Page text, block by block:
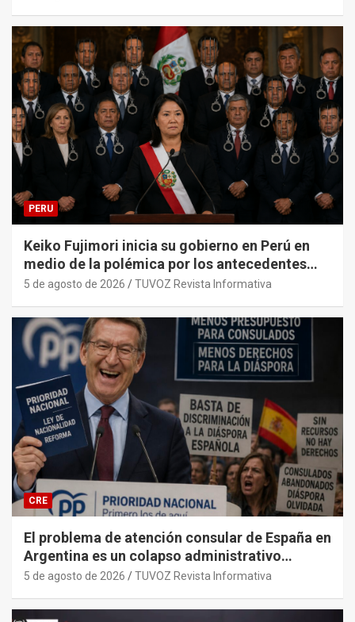
PERU
Keiko Fujimori inicia su gobierno en Perú en
medio de la polémica por los antecedentes
penales de su primer gabinete ministerial.
5 de agosto de 2026 TUVOZ Revista Informativa
CRE
El problema de atención consular de España en
Argentina es un colapso administrativo
histórico y sistémico provocado por el PP y
5 de agosto de 2026 TUVOZ Revista Informativa